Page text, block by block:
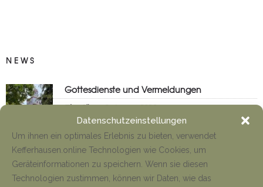
Datenschutzeinstellungen
Um ihnen ein optimales Erlebnis zu bieten, verwendet
Kefferhausen.online Technologien wie Cookies, um
Geräteinformationen zu speichern. Wenn sie diesen
Technologien zustimmen, können wir Daten, wie das
NEWS
Gottesdienste und Vermeldungen
Tino Jäger 8. August 2026
Anfahrt Cyriakuswallfahrt